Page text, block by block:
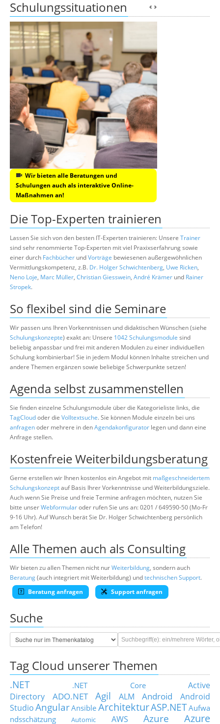
Schulungssituationen
Wir bieten alle Beratungen und
Schulungen auch als interaktive Online-
Maßnahmen an!
Die Top-Experten trainieren
Lassen Sie sich von den besten IT-Experten trainieren: Unsere Trainer
sind sehr renommierte Top-Experten mit viel Praxixserfahrung sowie
einer durch Fachbücher undVorträge bewiesenen außergewöhnlichen
Vermittlungskompetenz, z.B. Dr. Holger Schwichtenberg, Uwe Ricken,
Neno Loje, Marc Müller, Christian Giesswein, André Krämer und Rainer
Stropek.
So flexibel sind die Seminare
Wir passen uns Ihren Vorkenntnissen und didaktischen Wünschen (siehe
Schulungskonzepte) exakt an: Unsere 1042 Schulungsmodule sind
beliebig anpassbar und frei mit anderen Modulen zu einer individuellen
Schulung kombinierbar! Sie in jedem Modul können Inhalte streichen und
andere Themen ergänzen sowie beliebige Schwerpunkte setzen!
Agenda selbst zusammenstellen
Sie finden einzelne Schulungsmodule über die Kategorieliste links, die
TagCloudoder die Volltextsuche. Sie können Module einzeln bei uns
anfragenoder mehrere in denAgendakonfigurator legen und dann eine
Anfrage stellen.
Kostenfreie Weiterbildungsberatung
Gerne erstellen wir Ihnen kostenlos ein Angebot mit maßgeschneidertem
Schulungskonzeptauf Basis Ihrer Vorkenntnisse und Weiterbildungsziele.
Auch wenn Sie Preise und freie Termine anfragen möchten, nutzen Sie
bitte unserWebformularoder rufen Sie uns an: 0201 / 649590-50 (Mo-Fr
9-16 Uhr). Auf Wunsch berät Sie Dr. Holger Schwichtenberg persönlich
am Telefon!
Alle Themen auch als Consulting
Wir bieten zu allen Themen nicht nurWeiterbildung, sondern auch
Beratung(auch integriert mit Weiterbildung) undtechnischen Support.
Beratung anfragen
Support anfragen
Suche
Tag Cloud unserer Themen
.NET .NET Core
Active
Directory
ADO.NET Agil ALM Android
Android
StudioAngularAnsible ArchitekturASP.NETAufwa
ndsschätzung
Automic AWS Azure
Azure